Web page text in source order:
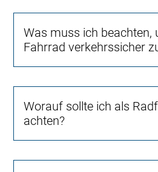
Was muss ich beachten,
Fahrrad verkehrssicher
Worauf sollte ich als
achten?